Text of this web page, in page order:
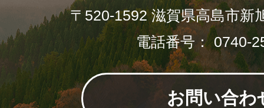
〒520-1592 滋賀県高島市新
電話番号： 0740-
お問い合わ